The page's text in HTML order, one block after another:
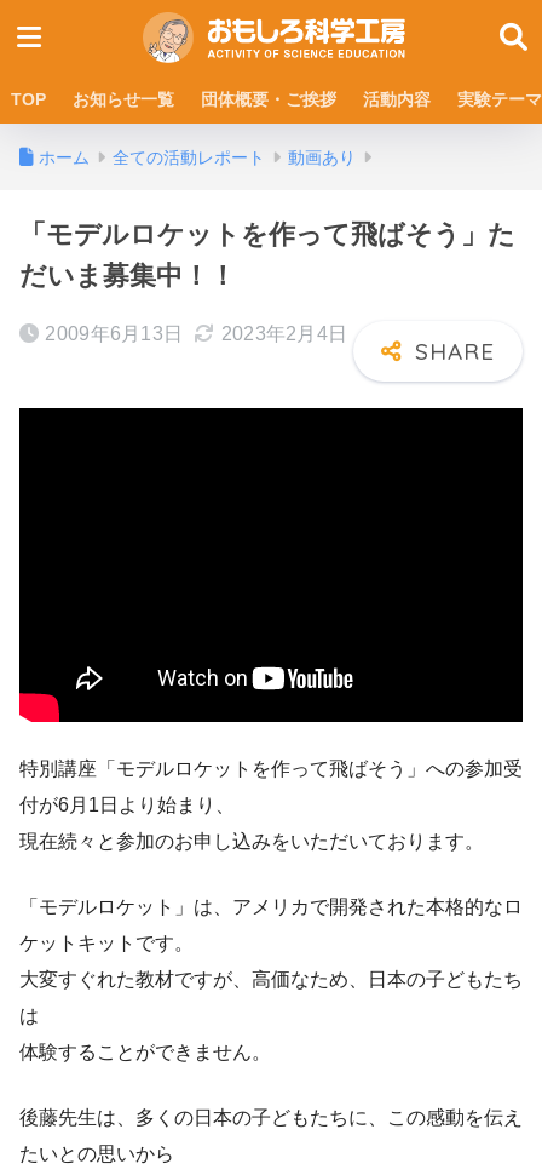
TOP お知らせ一覧 団体概要・ご挨拶 活動内容 実験テーマ
ホーム 全ての活動レポート 動画あり
「モデルロケットを作って飛ばそう」た
だいま募集中！！
2009年6月13日 2023年2月4日
特別講座「モデルロケットを作って飛ばそう」への参加受
付が6月1日より始まり、
現在続々と参加のお申し込みをいただいております。
「モデルロケット」は、アメリカで開発された本格的なロ
ケットキットです。
大変すぐれた教材ですが、高価なため、日本の子どもたち
は
体験することができません。
後藤先生は、多くの日本の子どもたちに、この感動を伝え
たいとの思いから